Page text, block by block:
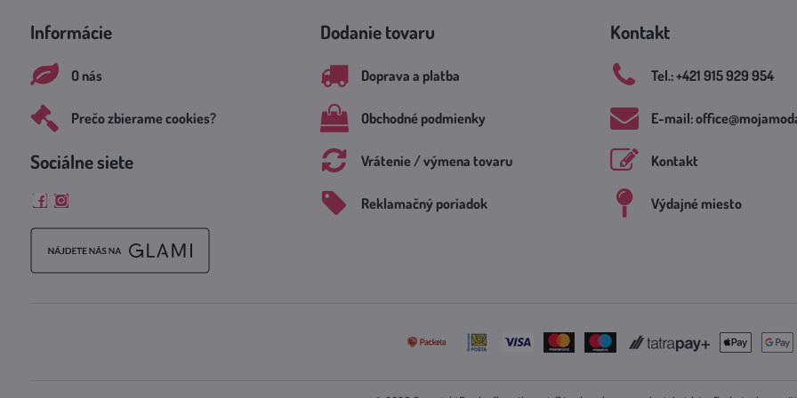
Informácie
O nás
Prečo zbierame cookies?
Sociálne siete
FacebookInstagram
Dodanie tovaru
Doprava a platba
Obchodné podmienky
Vrátenie / výmena tovaru
Reklamačný poriadok
Kontakt
Tel​.: +421 915 929 954
E-mail:
Kontakt
Výdajné miesto